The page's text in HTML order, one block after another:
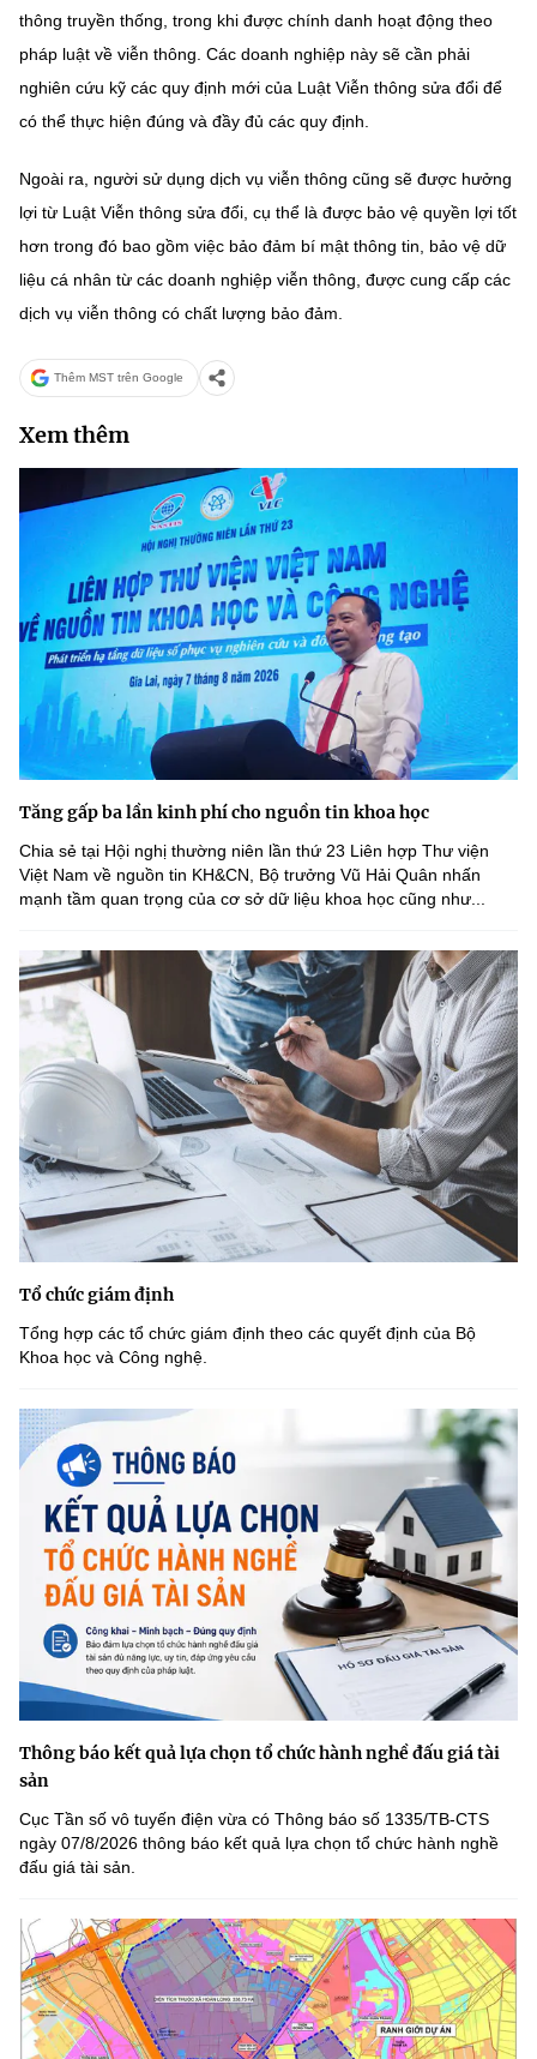
thông truyền thống, trong khi được chính danh hoạt động theo
pháp luật về viễn thông. Các doanh nghiệp này sẽ cần phải
nghiên cứu kỹ các quy định mới của Luật Viễn thông sửa đổi để
có thể thực hiện đúng và đầy đủ các quy định.
Ngoài ra, người sử dụng dịch vụ viễn thông cũng sẽ được hưởng
lợi từ Luật Viễn thông sửa đổi, cụ thể là được bảo vệ quyền lợi tốt
hơn trong đó bao gồm việc bảo đảm bí mật thông tin, bảo vệ dữ
liệu cá nhân từ các doanh nghiệp viễn thông, được cung cấp các
dịch vụ viễn thông có chất lượng bảo đảm.
Thêm MST trên Google
Xem thêm
Tăng gấp ba lần kinh phí cho nguồn tin khoa học
Chia sẻ tại Hội nghị thường niên lần thứ 23 Liên hợp Thư viện
Việt Nam về nguồn tin KH&CN, Bộ trưởng Vũ Hải Quân nhấn
mạnh tầm quan trọng của cơ sở dữ liệu khoa học cũng như...
Tổ chức giám định
Tổng hợp các tổ chức giám định theo các quyết định của Bộ
Khoa học và Công nghệ.
Thông báo kết quả lựa chọn tổ chức hành nghề đấu giá tài
sản
Cục Tần số vô tuyến điện vừa có Thông báo số 1335/TB-CTS
ngày 07/8/2026 thông báo kết quả lựa chọn tổ chức hành nghề
đấu giá tài sản.